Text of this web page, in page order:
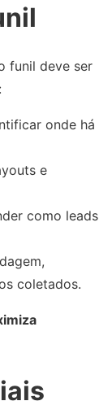
funil deve ser
:
onde há
e
como leads
coletados.